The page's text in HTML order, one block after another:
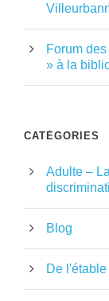
Forum
» à la
CATÉGORIES
Adulte –
Blog
De